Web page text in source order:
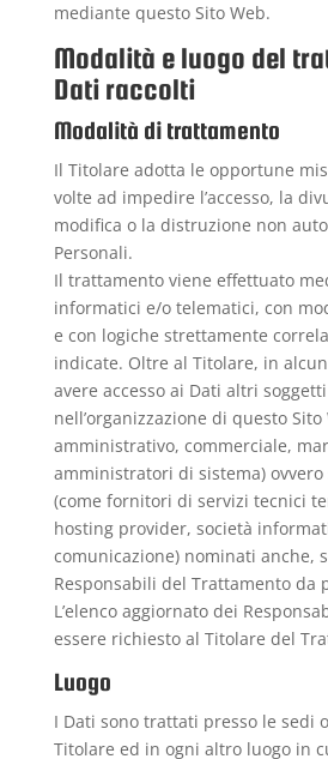
mediante questo Sito Web.
Modalità e luogo del
Dati raccolti
Modalità di trattamento
Il Titolare adotta le opportune
volte ad impedire l’accesso, la
modifica o la distruzione non
Personali.
Il trattamento viene effettuato
informatici e/o telematici, con
e con logiche strettamente
indicate. Oltre al Titolare, in
avere accesso ai Dati altri
nell’organizzazione di questo
amministrativo, commerciale,
amministratori di sistema)
(come fornitori di servizi tecnici
hosting provider, società
comunicazione) nominati anche,
Responsabili del Trattamento da
L’elenco aggiornato dei
essere richiesto al Titolare del
Luogo
I Dati sono trattati presso le sedi
Titolare ed in ogni altro luogo in